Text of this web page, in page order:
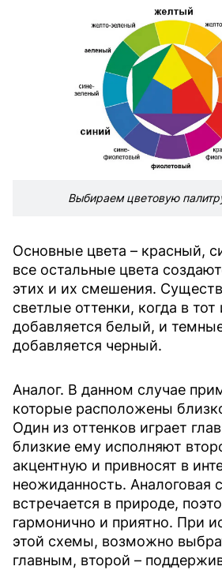
Выбираем цветовую
Основные цвета – красный,
все остальные цвета
этих и их смешения.
светлые оттенки, когда в
добавляется белый, и
добавляется черный.
Аналог. В данном случае
которые расположены
Один из оттенков играет
близкие ему исполняют
акцентную и привносят в
неожиданность. Аналоговая
встречается в природе,
гармонично и приятно. При
этой схемы, возможно
главным, второй –